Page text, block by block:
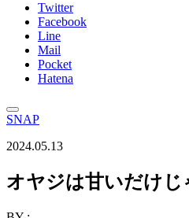
Twitter
Facebook
Line
Mail
Pocket
Hatena
SNAP
2024.05.13
オヤジは甘いだけじ